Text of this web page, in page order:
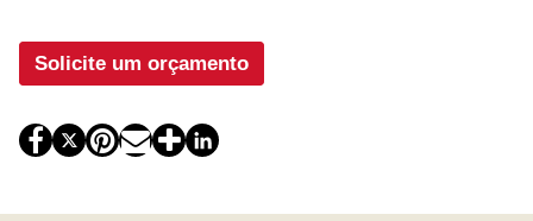
Solicite um orçamento